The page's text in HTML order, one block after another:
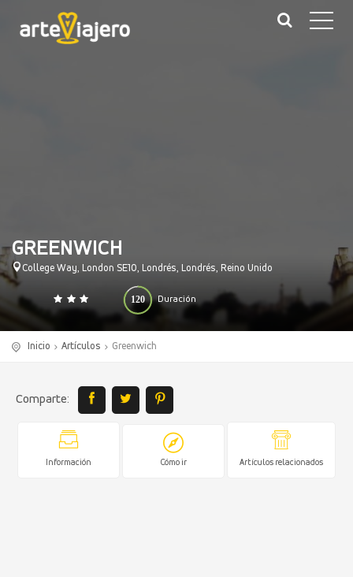
GREENWICH
College Way, London SE10, Londrés, Londrés, Reino Unido
Duración
120
0 140
Inicio Artículos Greenwich
Comparte:
Información Cómo ir Artículos relacionados